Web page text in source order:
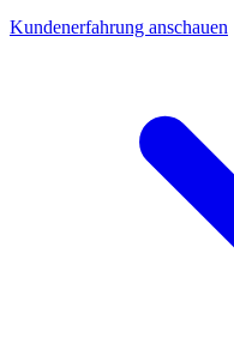
Kundenerfahrung anschauen